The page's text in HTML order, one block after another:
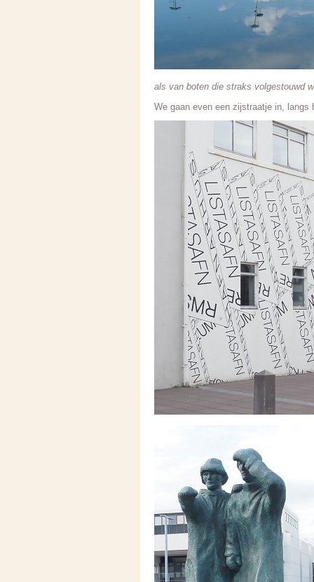
als van boten die straks volgestouwd
We gaan even een zijstraatje in,